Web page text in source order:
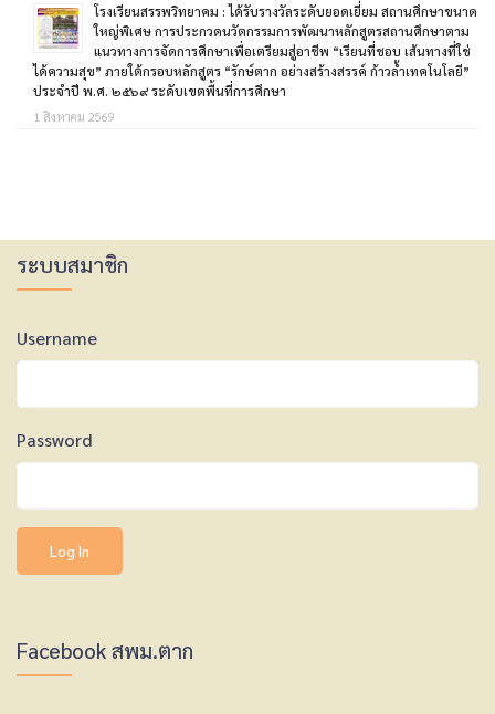
โรงเรียนสรรพวิทยาคม : ได้รับรางวัลระดับยอดเยี่ยม สถานศึกษาขนาด
ใหญ่พิเศษ การประกวดนวัตกรรมการพัฒนาหลักสูตรสถานศึกษาตาม
แนวทางการจัดการศึกษาเพื่อเตรียมสู่อาชีพ “เรียนที่ชอบ เส้นทางที่ใช่
ได้ความสุข” ภายใต้กรอบหลักสูตร “รักษ์ตาก อย่างสร้างสรรค์ ก้าวล้ำเทคโนโลยี”
ประจำปี พ.ศ. ๒๕๖๙ ระดับเขตพื้นที่การศึกษา
1 สิงหาคม 2569
ระบบสมาชิก
Username
Password
Facebook สพม.ตาก